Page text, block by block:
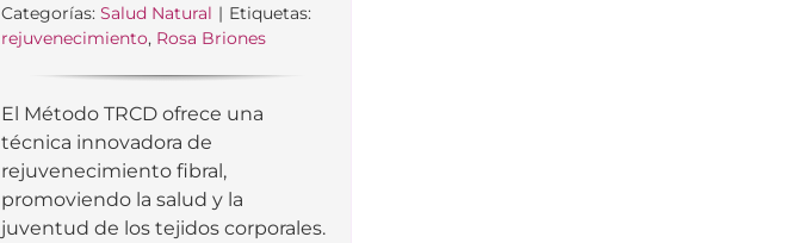
Categorías:Salud Natural | Etiquetas:
rejuvenecimiento, Rosa Briones
El Método TRCD ofrece una
técnica innovadora de
rejuvenecimiento fibral,
promoviendo la salud y la
juventud de los tejidos corporales.